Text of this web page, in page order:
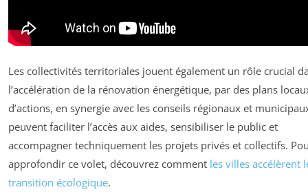
Les collectivités territoriales jouent également un rôle crucial
l’accélération de la rénovation énergétique, par des plans
d’actions, en synergie avec les conseils régionaux et
peuvent faciliter l’accès aux aides, sensibiliser le public et
accompagner techniquement les projets privés et collectifs.
approfondir ce volet, découvrez comment les villes accélèrent
transition écologique.